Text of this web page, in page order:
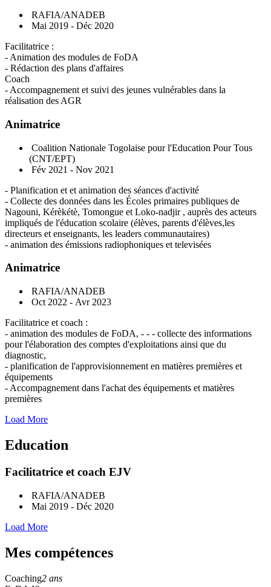
RAFIA/ANADEB
Mai 2019 - Déc 2020
Facilitatrice :
- Animation des modules de FoDA
- Rédaction des plans d'affaires
Coach
- Accompagnement et suivi des jeunes vulnérables dans la
réalisation des AGR
Animatrice
Coalition Nationale Togolaise pour l'Education Pour Tous
(CNT/EPT)
Fév 2021 - Nov 2021
- Planification et et animation des séances d'activité
- Collecte des données dans les Écoles primaires publiques de
Nagouni, Kérèkétè, Tomongue et Loko-nadjir , auprès des acteurs
impliqués de l'éducation scolaire (élèves, parents d'élèves,les
directeurs et enseignants, les leaders communautaires)
- animation des émissions radiophoniques et televisées
Animatrice
RAFIA/ANADEB
Oct 2022 - Avr 2023
Facilitatrice et coach :
- animation des modules de FoDA, - - - collecte des informations
pour l'élaboration des comptes d'exploitations ainsi que du
diagnostic,
- planification de l'approvisionnement en matières premières et
équipements
- Accompagnement dans l'achat des équipements et matières
premières
Load More
Education
Facilitatrice et coach EJV
RAFIA/ANADEB
Mai 2019 - Déc 2020
Load More
Mes compétences
Coaching2 ans